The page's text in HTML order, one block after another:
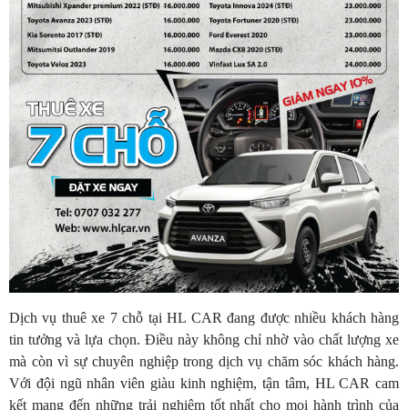
Dịch vụ thuê xe 7 chỗ tại HL CAR đang được nhiều khách hàng
tin tưởng và lựa chọn. Điều này không chỉ nhờ vào chất lượng xe
mà còn vì sự chuyên nghiệp trong dịch vụ chăm sóc khách hàng.
Với đội ngũ nhân viên giàu kinh nghiệm, tận tâm, HL CAR cam
kết mang đến những trải nghiệm tốt nhất cho mọi hành trình của